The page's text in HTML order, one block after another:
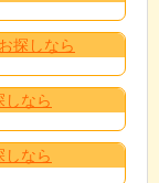
探しなら
しなら
しなら